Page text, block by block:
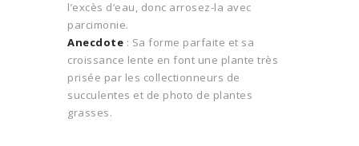
l’excès d’eau, donc arrosez-la avec
parcimonie.
Anecdote : Sa forme parfaite et sa
croissance lente en font une plante très
prisée par les collectionneurs de
succulentes et de photo de plantes
grasses.